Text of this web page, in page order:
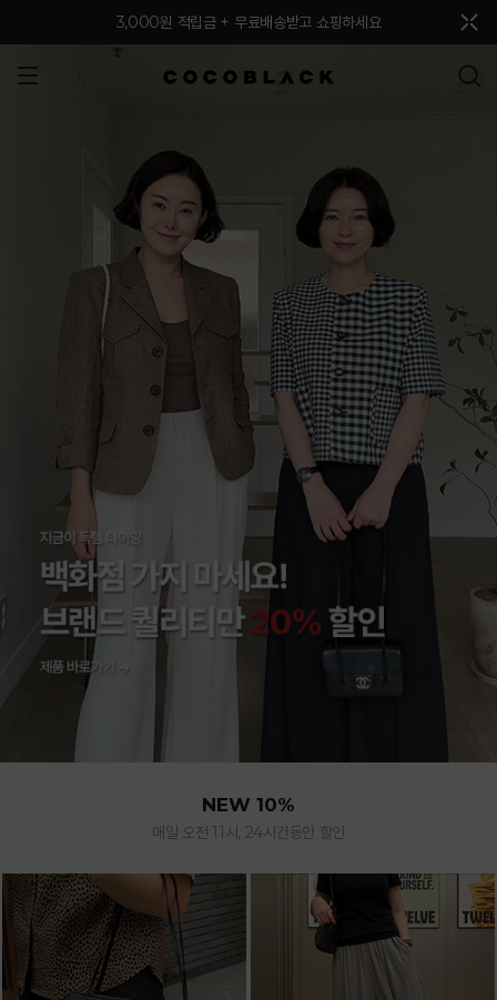
3,000원 적립금 + 무료배송받고 쇼핑하세요
NEW 10%
매일 오전 11시, 24시간동안 할인